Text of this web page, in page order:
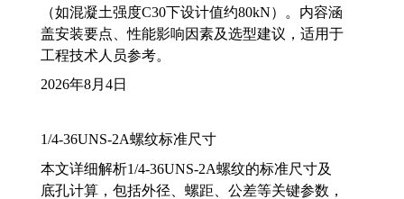
（如混凝土强度C30下设计值约80kN）。内容涵
盖安装要点、性能影响因素及选型建议，适用于
工程技术人员参考。
2026年8月4日
1/4-36UNS-2A螺纹标准尺寸
本文详细解析1/4-36UNS-2A螺纹的标准尺寸及
底孔计算，包括外径、螺距、公差等关键参数，